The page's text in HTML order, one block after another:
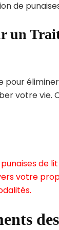
de
un
votre vie.
de
votre